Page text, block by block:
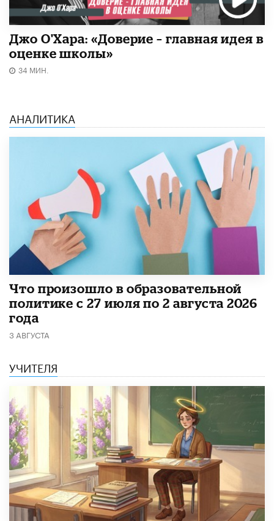
Джо О'Хара: «Доверие – главная идея в
оценке школы»
34 МИН.
АНАЛИТИКА
​Что произошло в образовательной
политике с 27 июля по 2 августа 2026
года
3 АВГУСТА
УЧИТЕЛЯ